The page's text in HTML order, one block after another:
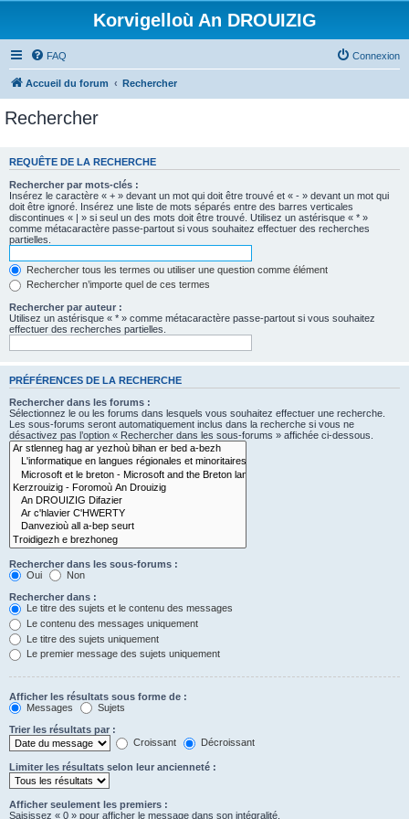
Korvigelloù An DROUIZIG
FAQ Connexion
Accueil du forum Rechercher
Rechercher
REQUÊTE DE LA RECHERCHE
Rechercher par mots-clés :
Insérez le caractère « + » devant un mot qui doit être trouvé et « - » devant un mot qui
doit être ignoré. Insérez une liste de mots séparés entre des barres verticales
discontinues « | » si seul un des mots doit être trouvé. Utilisez un astérisque « * »
comme métacaractère passe-partout si vous souhaitez effectuer des recherches
partielles.
Rechercher tous les termes ou utiliser une question comme élément
Rechercher n’importe quel de ces termes
Rechercher par auteur :
Utilisez un astérisque « * » comme métacaractère passe-partout si vous souhaitez
effectuer des recherches partielles.
PRÉFÉRENCES DE LA RECHERCHE
Rechercher dans les forums :
Sélectionnez le ou les forums dans lesquels vous souhaitez effectuer une recherche.
Les sous-forums seront automatiquement inclus dans la recherche si vous ne
désactivez pas l’option « Rechercher dans les sous-forums » affichée ci-dessous.
Rechercher dans les sous-forums :
Oui
Non
Rechercher dans :
Le titre des sujets et le contenu des messages
Le contenu des messages uniquement
Le titre des sujets uniquement
Le premier message des sujets uniquement
Afficher les résultats sous forme de :
Messages
Sujets
Trier les résultats par :
Croissant
Décroissant
Limiter les résultats selon leur ancienneté :
Afficher seulement les premiers :
Saisissez « 0 » pour afficher le message dans son intégralité.